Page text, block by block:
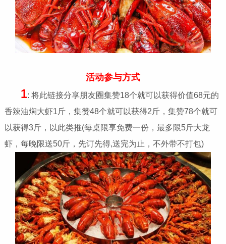
活动参与方式
1: 将此链接分享朋友圈集赞18个就可以获得价值68元的
香辣油焖大虾1斤，集赞48个就可以获得2斤，集赞78个就可
以获得3斤，以此类推(每桌限享免费一份，最多限5斤大龙
虾，每晚限送50斤，先订先得,送完为止，不外带不打包)